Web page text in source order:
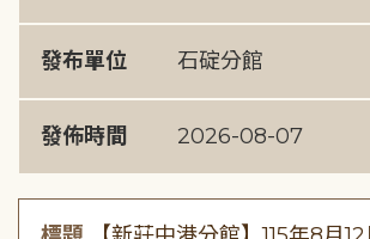
發布單位 石碇分館
發佈時間 2026-08-07